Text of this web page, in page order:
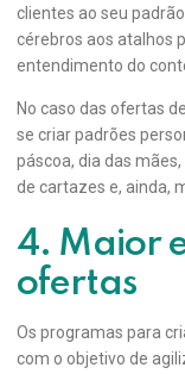
clientes ao seu
cérebros aos atalhos
entendimento do
No caso das ofertas
se criar padrões
páscoa, dia das
de cartazes e, ainda,
4. Maior
ofertas
Os programas para
com o objetivo de